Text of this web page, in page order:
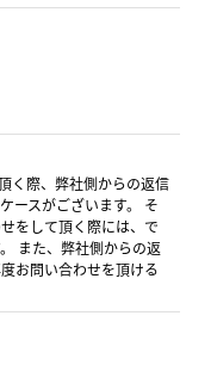
く際、弊社側からの返信
ースがございます。 そ
をして頂く際には、で
また、弊社側からの返
お問い合わせを頂ける